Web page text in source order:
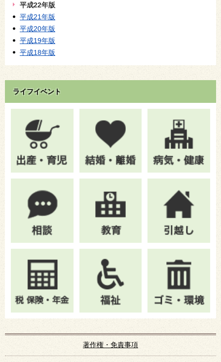
平成22年版
平成21年版
平成20年版
平成19年版
平成18年版
ライフイベント
著作権・免責事項